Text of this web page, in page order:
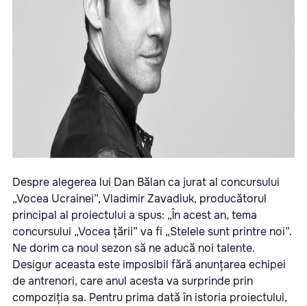
Despre alegerea lui Dan Bălan ca jurat al concursului
„Vocea Ucrainei”, Vladimir Zavadiuk, producătorul
principal al proiectului a spus: „În acest an, tema
concursului „Vocea țării” va fi „Stelele sunt printre noi”.
Ne dorim ca noul sezon să ne aducă noi talente.
Desigur aceasta este imposibil fără anunțarea echipei
de antrenori, care anul acesta va surprinde prin
compoziția sa. Pentru prima dată în istoria proiectului,